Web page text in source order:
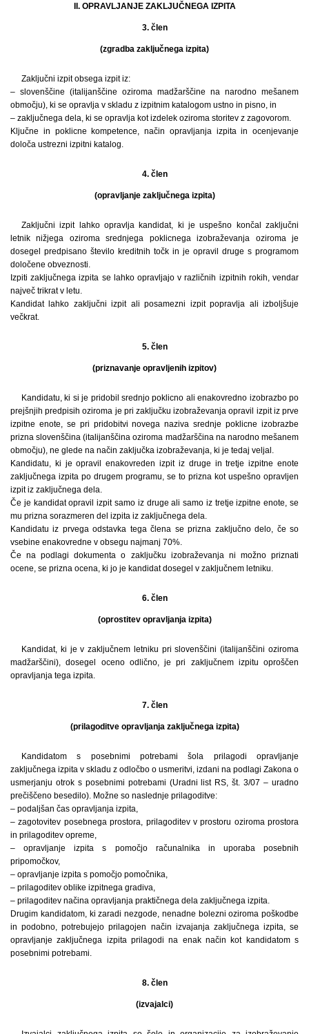
II. OPRAVLJANJE ZAKLJUČNEGA IZPITA
3. člen
(zgradba zaključnega izpita)
Zaključni izpit obsega izpit iz:
– slovenščine (italijanščine oziroma madžarščine na narodno mešanem
območju), ki se opravlja v skladu z izpitnim katalogom ustno in pisno, in
– zaključnega dela, ki se opravlja kot izdelek oziroma storitev z zagovorom.
Ključne in poklicne kompetence, način opravljanja izpita in ocenjevanje
določa ustrezni izpitni katalog.
4. člen
(opravljanje zaključnega izpita)
Zaključni izpit lahko opravlja kandidat, ki je uspešno končal zaključni
letnik nižjega oziroma srednjega poklicnega izobraževanja oziroma je
dosegel predpisano število kreditnih točk in je opravil druge s programom
določene obveznosti.
Izpiti zaključnega izpita se lahko opravljajo v različnih izpitnih rokih, vendar
največ trikrat v letu.
Kandidat lahko zaključni izpit ali posamezni izpit popravlja ali izboljšuje
večkrat.
5. člen
(priznavanje opravljenih izpitov)
Kandidatu, ki si je pridobil srednjo poklicno ali enakovredno izobrazbo po
prejšnjih predpisih oziroma je pri zaključku izobraževanja opravil izpit iz prve
izpitne enote, se pri pridobitvi novega naziva srednje poklicne izobrazbe
prizna slovenščina (italijanščina oziroma madžarščina na narodno mešanem
območju), ne glede na način zaključka izobraževanja, ki je tedaj veljal.
Kandidatu, ki je opravil enakovreden izpit iz druge in tretje izpitne enote
zaključnega izpita po drugem programu, se to prizna kot uspešno opravljen
izpit iz zaključnega dela.
Če je kandidat opravil izpit samo iz druge ali samo iz tretje izpitne enote, se
mu prizna sorazmeren del izpita iz zaključnega dela.
Kandidatu iz prvega odstavka tega člena se prizna zaključno delo, če so
vsebine enakovredne v obsegu najmanj 70%.
Če na podlagi dokumenta o zaključku izobraževanja ni možno priznati
ocene, se prizna ocena, ki jo je kandidat dosegel v zaključnem letniku.
6. člen
(oprostitev opravljanja izpita)
Kandidat, ki je v zaključnem letniku pri slovenščini (italijanščini oziroma
madžarščini), dosegel oceno odlično, je pri zaključnem izpitu oproščen
opravljanja tega izpita.
7. člen
(prilagoditve opravljanja zaključnega izpita)
Kandidatom s posebnimi potrebami šola prilagodi opravljanje
zaključnega izpita v skladu z odločbo o usmeritvi, izdani na podlagi Zakona o
usmerjanju otrok s posebnimi potrebami (Uradni list RS, št. 3/07 – uradno
prečiščeno besedilo). Možne so naslednje prilagoditve:
– podaljšan čas opravljanja izpita,
– zagotovitev posebnega prostora, prilagoditev v prostoru oziroma prostora
in prilagoditev opreme,
– opravljanje izpita s pomočjo računalnika in uporaba posebnih
pripomočkov,
– opravljanje izpita s pomočjo pomočnika,
– prilagoditev oblike izpitnega gradiva,
– prilagoditev načina opravljanja praktičnega dela zaključnega izpita.
Drugim kandidatom, ki zaradi nezgode, nenadne bolezni oziroma poškodbe
in podobno, potrebujejo prilagojen način izvajanja zaključnega izpita, se
opravljanje zaključnega izpita prilagodi na enak način kot kandidatom s
posebnimi potrebami.
8. člen
(izvajalci)